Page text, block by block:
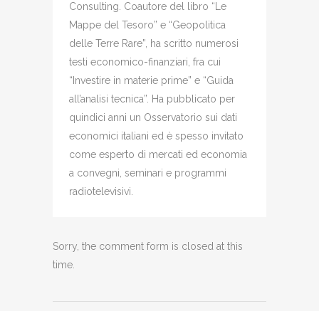
Consulting. Coautore del libro “Le
Mappe del Tesoro” e “Geopolitica
delle Terre Rare”, ha scritto numerosi
testi economico-finanziari, fra cui
“Investire in materie prime” e “Guida
all’analisi tecnica”. Ha pubblicato per
quindici anni un Osservatorio sui dati
economici italiani ed è spesso invitato
come esperto di mercati ed economia
a convegni, seminari e programmi
radiotelevisivi.
Sorry, the comment form is closed at this
time.